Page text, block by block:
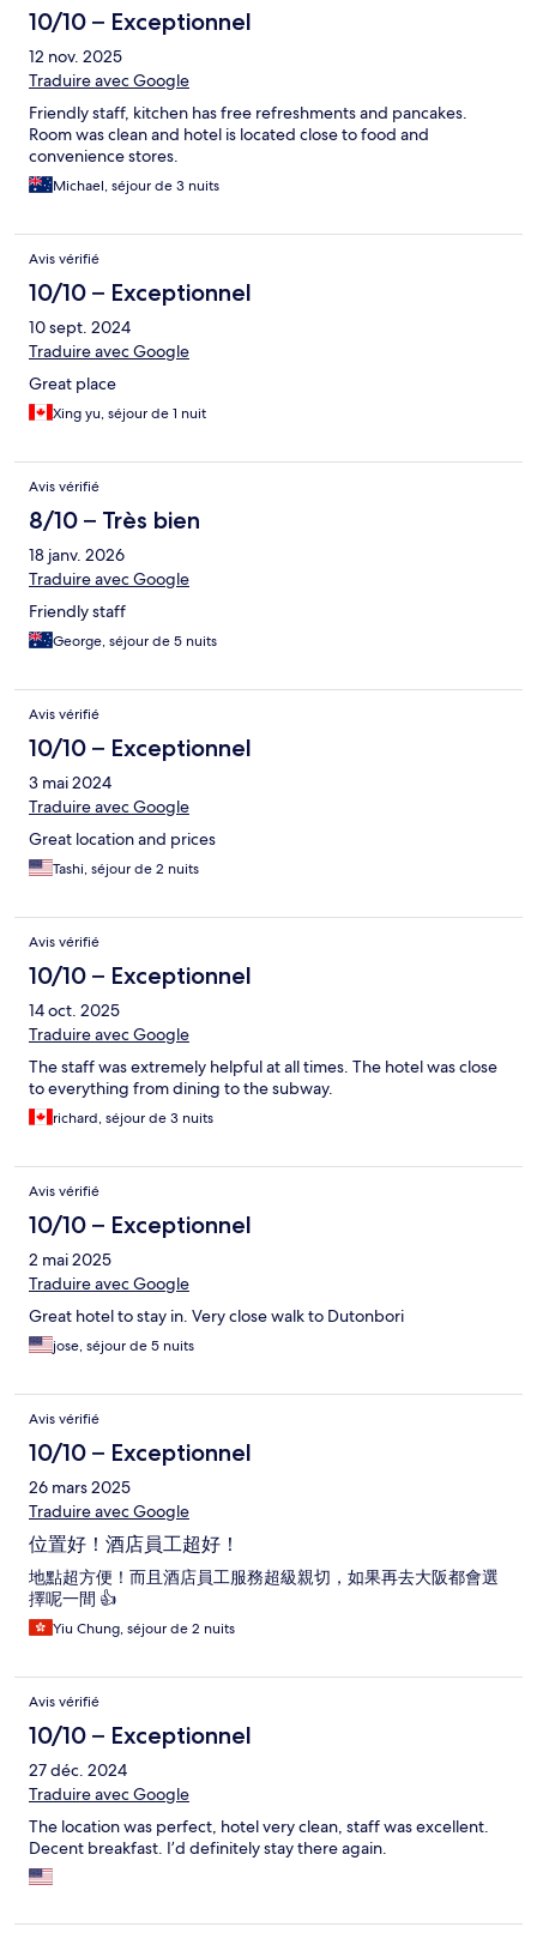
10/10 – Exceptionnel
12 nov. 2025
Traduire avec Google
Friendly staff, kitchen has free refreshments and pancakes.
Room was clean and hotel is located close to food and
convenience stores.
Michael, séjour de 3 nuits
Avis vérifié
10/10 – Exceptionnel
10 sept. 2024
Traduire avec Google
Great place
Xing yu, séjour de 1 nuit
Avis vérifié
8/10 – Très bien
18 janv. 2026
Traduire avec Google
Friendly staff
George, séjour de 5 nuits
Avis vérifié
10/10 – Exceptionnel
3 mai 2024
Traduire avec Google
Great location and prices
Tashi, séjour de 2 nuits
Avis vérifié
10/10 – Exceptionnel
14 oct. 2025
Traduire avec Google
The staff was extremely helpful at all times. The hotel was close
to everything from dining to the subway.
richard, séjour de 3 nuits
Avis vérifié
10/10 – Exceptionnel
2 mai 2025
Traduire avec Google
Great hotel to stay in. Very close walk to Dutonbori
jose, séjour de 5 nuits
Avis vérifié
10/10 – Exceptionnel
26 mars 2025
Traduire avec Google
位置好！酒店員工超好！
地點超方便！而且酒店員工服務超級親切，如果再去大阪都會選
擇呢一間 👍
Yiu Chung, séjour de 2 nuits
Avis vérifié
10/10 – Exceptionnel
27 déc. 2024
Traduire avec Google
The location was perfect, hotel very clean, staff was excellent.
Decent breakfast. I’d definitely stay there again.